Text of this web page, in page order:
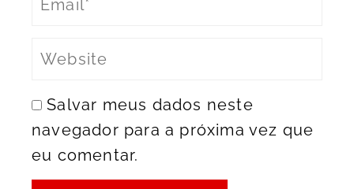
Salvar meus dados neste
navegador para a próxima vez que
eu comentar.